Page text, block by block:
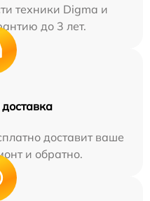
техники Digma и
до 3 лет.
доставит ваше
и обратно.